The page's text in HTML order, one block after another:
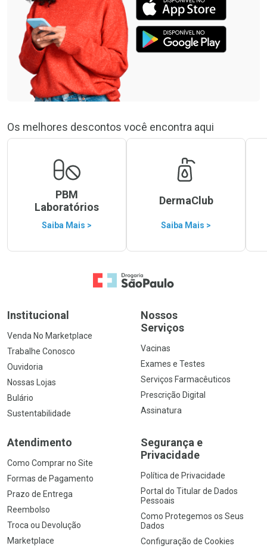
Os melhores descontos você encontra aqui
PBM
Laboratórios
Saiba Mais >
DermaClub
Saiba Mais >
Ir para a Home
Institucional
Venda No Marketplace
Trabalhe Conosco
Ouvidoria
Nossas Lojas
Bulário
Sustentabilidade
Nossos
Serviços
Vacinas
Exames e Testes
Serviços Farmacêuticos
Prescrição Digital
Assinatura
Atendimento
Como Comprar no Site
Formas de Pagamento
Prazo de Entrega
Reembolso
Troca ou Devolução
Marketplace
Segurança e
Privacidade
Política de Privacidade
Portal do Titular de Dados
Pessoais
Como Protegemos os Seus
Dados
Configuração de Cookies